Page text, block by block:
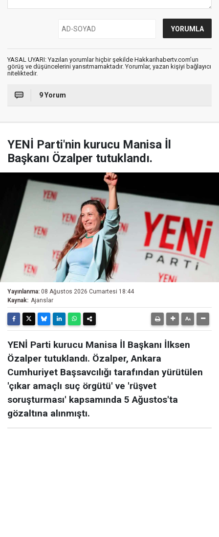
YASAL UYARI: Yazılan yorumlar hiçbir şekilde Hakkarihabertv.com’un
görüş ve düşüncelerini yansıtmamaktadır. Yorumlar, yazan kişiyi bağlayıcı
niteliktedir.
9 Yorum
YENİ Parti'nin kurucu Manisa İl
Başkanı Özalper tutuklandı.
Yayınlanma: 08 Ağustos 2026 Cumartesi 18:44
Kaynak: Ajanslar
YENİ Parti kurucu Manisa İl Başkanı İlksen
Özalper tutuklandı. Özalper, Ankara
Cumhuriyet Başsavcılığı tarafından yürütülen
'çıkar amaçlı suç örgütü' ve 'rüşvet
soruşturması' kapsamında 5 Ağustos'ta
gözaltına alınmıştı.